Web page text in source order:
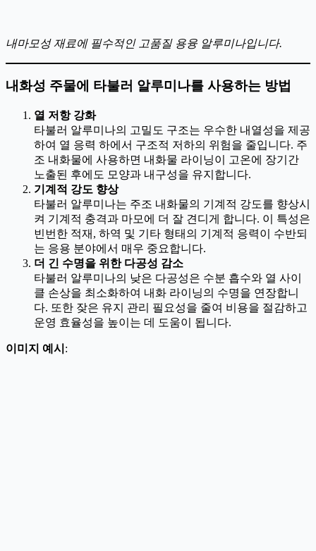
내마모성 재료에 필수적인 고품질 용융 알루미나입니다.
내화성 주물에 타불러 알루미나를 사용하는 방법
열 저항 강화
타불러 알루미나의 고밀도 구조는 우수한 내열성을 제공
하여 열 응력 하에서 구조적 저하의 위험을 줄입니다. 주
조 내화물에 사용하면 내화물 라이닝이 고온에 장기간
노출된 후에도 모양과 내구성을 유지합니다.
기계적 강도 향상
타불러 알루미나는 주조 내화물의 기계적 강도를 향상시
켜 기계적 충격과 마모에 더 잘 견디게 합니다. 이 특성은
빈번한 적재, 하역 및 기타 형태의 기계적 응력이 수반되
는 응용 분야에서 매우 중요합니다.
더 긴 수명을 위한 다공성 감소
타불러 알루미나의 낮은 다공성은 수분 흡수와 열 사이
클 손상을 최소화하여 내화 라이닝의 수명을 연장합니
다. 또한 잦은 유지 관리 필요성을 줄여 비용을 절감하고
운영 효율성을 높이는 데 도움이 됩니다.
이미지 예시 :